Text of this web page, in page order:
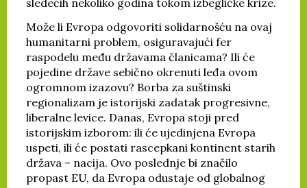
sledećih nekoliko godina tokom izbegličke krize.
Može li Evropa odgovoriti solidarnošću na ovaj
humanitarni problem, osiguravajući fer
raspodelu među državama članicama? Ili će
pojedine države sebično okrenuti leđa ovom
ogromnom izazovu? Borba za suštinski
regionalizam je istorijski zadatak progresivne,
liberalne levice. Danas, Evropa stoji pred
istorijskim izborom: ili će ujedinjena Evropa
uspeti, ili će postati rascepkani kontinent starih
država – nacija. Ovo poslednje bi značilo
propast EU, da Evropa odustaje od globalnog